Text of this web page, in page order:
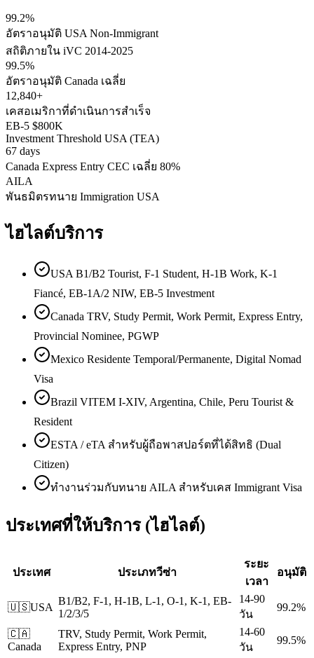
99.2%
อัตราอนุมัติ USA Non-Immigrant
สถิติภายใน iVC 2014-2025
99.5%
อัตราอนุมัติ Canada เฉลี่ย
12,840+
เคสอเมริกาที่ดำเนินการสำเร็จ
EB-5 $800K
Investment Threshold USA (TEA)
67 days
Canada Express Entry CEC เฉลี่ย 80%
AILA
พันธมิตรทนาย Immigration USA
ไฮไลต์บริการ
USA B1/B2 Tourist, F-1 Student, H-1B Work, K-1
Fiancé, EB-1A/2 NIW, EB-5 Investment
Canada TRV, Study Permit, Work Permit, Express Entry,
Provincial Nominee, PGWP
Mexico Residente Temporal/Permanente, Digital Nomad
Visa
Brazil VITEM I-XIV, Argentina, Chile, Peru Tourist &
Resident
ESTA / eTA สำหรับผู้ถือพาสปอร์ตที่ได้สิทธิ (Dual
Citizen)
ทำงานร่วมกับทนาย AILA สำหรับเคส Immigrant Visa
ประเทศที่ให้บริการ (ไฮไลต์)
ประเทศ ประเภทวีซ่า
ระยะ
เวลา
อนุมัติ
🇺🇸USA
B1/B2, F-1, H-1B, L-1, O-1, K-1, EB-
1/2/3/5
14-90
วัน
99.2%
🇨🇦
Canada
TRV, Study Permit, Work Permit,
Express Entry, PNP
14-60
วัน
99.5%